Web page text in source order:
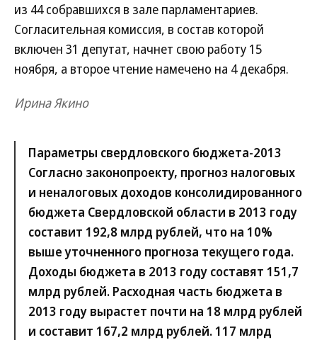
из 44 собравшихся в зале парламентариев.
Согласительная комиссия, в состав которой
включен 31 депутат, начнет свою работу 15
ноября, а второе чтение намечено на 4 декабря.
Ирина Якино
Параметры свердловского бюджета-2013
Согласно законопроекту, прогноз налоговых
и неналоговых доходов консолидированного
бюджета Свердловской области в 2013 году
составит 192,8 млрд рублей, что на 10%
выше уточненного прогноза текущего года.
Доходы бюджета в 2013 году составят 151,7
млрд рублей. Расходная часть бюджета в
2013 году вырастет почти на 18 млрд рублей
и составит 167,2 млрд рублей. 117 млрд